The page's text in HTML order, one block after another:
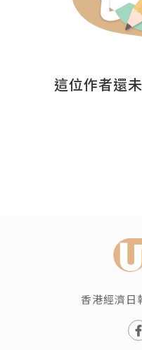
這位作者還
香港經濟日